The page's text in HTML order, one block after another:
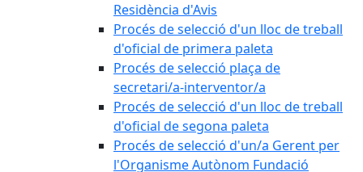
Residència d'Avis
Procés de selecció d'un lloc de treball
d'oficial de primera paleta
Procés de selecció plaça de
secretari/a-interventor/a
Procés de selecció d'un lloc de treball
d'oficial de segona paleta
Procés de selecció d'un/a Gerent per
l'Organisme Autònom Fundació